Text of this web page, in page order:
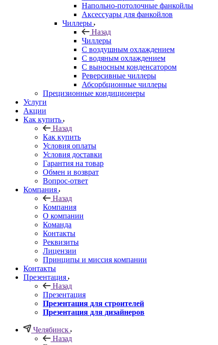
Напольно-потолочные фанкойлы
Аксессуары для фанкойлов
Чиллеры
Назад
Чиллеры
С воздушным охлаждением
С водяным охлаждением
С выносным конденсатором
Реверсивные чиллеры
Абсорбционные чиллеры
Прецизионные кондиционеры
Услуги
Акции
Как купить
Назад
Как купить
Условия оплаты
Условия доставки
Гарантия на товар
Обмен и возврат
Вопрос-ответ
Компания
Назад
Компания
О компании
Команда
Контакты
Реквизиты
Лицензии
Принципы и миссия компании
Контакты
Презентация
Назад
Презентация
Презентация для строителей
Презентация для дизайнеров
Челябинск
Назад